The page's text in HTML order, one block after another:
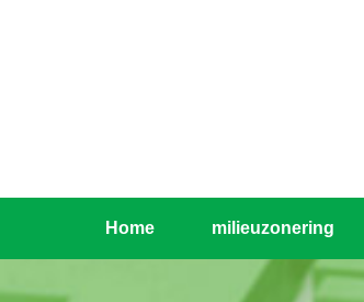
Home milieuzonering